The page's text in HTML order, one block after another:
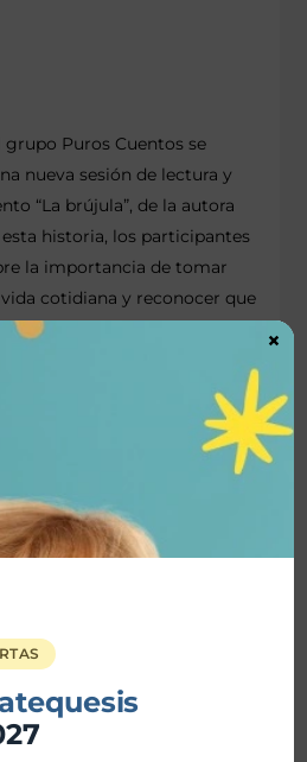
grupo Puros Cuentos se
nueva sesión de lectura y
“La brújula”, de la autora
historia, los participantes
la importancia de tomar
cotidiana y reconocer que
un …
×